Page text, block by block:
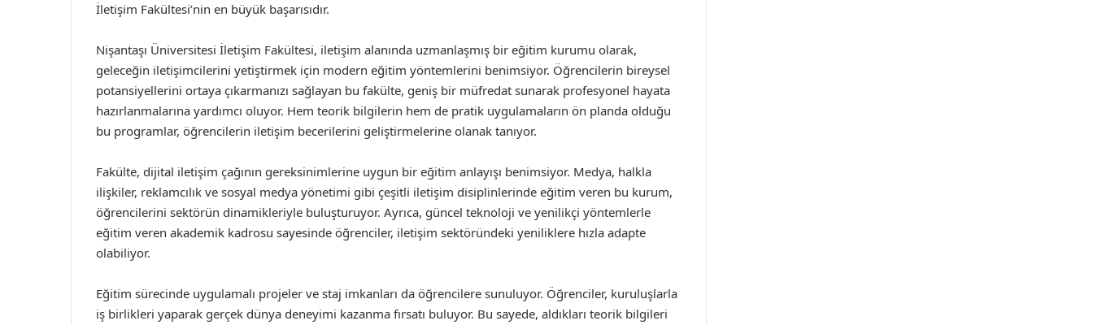
İletişim Fakültesi’nin en büyük başarısıdır.
Nişantaşı Üniversitesi İletişim Fakültesi, iletişim alanında uzmanlaşmış bir eğitim kurumu olarak,
geleceğin iletişimcilerini yetiştirmek için modern eğitim yöntemlerini benimsiyor. Öğrencilerin bireysel
potansiyellerini ortaya çıkarmanızı sağlayan bu fakülte, geniş bir müfredat sunarak profesyonel hayata
hazırlanmalarına yardımcı oluyor. Hem teorik bilgilerin hem de pratik uygulamaların ön planda olduğu
bu programlar, öğrencilerin iletişim becerilerini geliştirmelerine olanak tanıyor.
Fakülte, dijital iletişim çağının gereksinimlerine uygun bir eğitim anlayışı benimsiyor. Medya, halkla
ilişkiler, reklamcılık ve sosyal medya yönetimi gibi çeşitli iletişim disiplinlerinde eğitim veren bu kurum,
öğrencilerini sektörün dinamikleriyle buluşturuyor. Ayrıca, güncel teknoloji ve yenilikçi yöntemlerle
eğitim veren akademik kadrosu sayesinde öğrenciler, iletişim sektöründeki yeniliklere hızla adapte
olabiliyor.
Eğitim sürecinde uygulamalı projeler ve staj imkanları da öğrencilere sunuluyor. Öğrenciler, kuruluşlarla
iş birlikleri yaparak gerçek dünya deneyimi kazanma fırsatı buluyor. Bu sayede, aldıkları teorik bilgileri